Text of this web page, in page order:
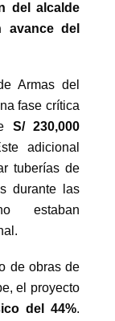
del alcalde
del
Armas del
fase crítica
S/ 230,000
adicional
tuberías de
durante las
estaban
de obras de
el proyecto
del 44%.